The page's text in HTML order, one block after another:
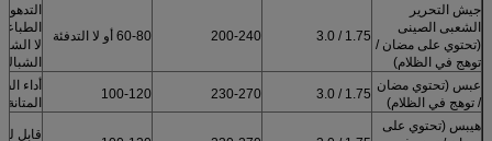
جيش التحرير
الشعبى الصينى
(تحتوي على مضان /
توهج في الظلام)
1.75 / 3.0
200-240 60-80 أو لا التدفئة
لا
الشباك
عبس (تحتوي مضان
/ توهج في الظلام)
1.75 / 3.0
230-270
100-120
أداء
المتانة
هيبس (تحتوي على
قابل